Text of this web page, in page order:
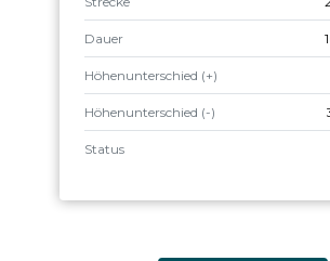
Dauer
Höhenunterschied (+)
Höhenunterschied (-)
Status